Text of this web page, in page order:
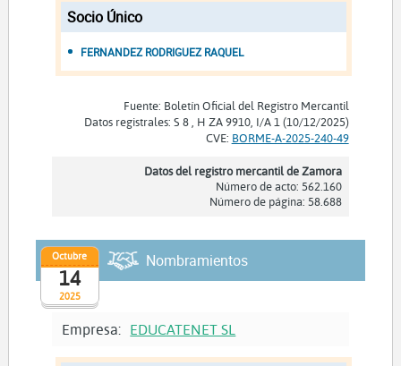
Socio Único
FERNANDEZ RODRIGUEZ RAQUEL
Fuente: Boletín Oficial del Registro Mercantil
Datos registrales: S 8 , H ZA 9910, I/A 1 (10/12/2025)
CVE: BORME-A-2025-240-49
Datos del registro mercantil de Zamora
Número de acto: 562.160
Número de página: 58.688
2025
Octubre
14
Nombramientos
Empresa: EDUCATENET SL